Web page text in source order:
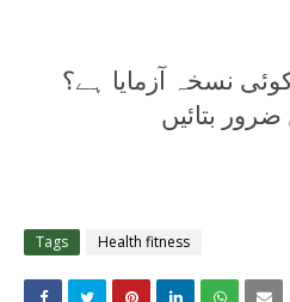
نسخہ آزمایا ہے؟
Tags Health fitness